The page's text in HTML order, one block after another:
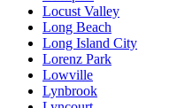
Locust Valley
Long Beach
Long Island City
Lorenz Park
Lowville
Lynbrook